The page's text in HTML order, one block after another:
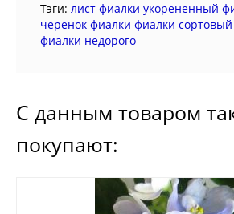
Тэги: лист фиалки укорененный
черенок фиалки фиалки сортовый
фиалки недорого
С данным товаром
покупают: